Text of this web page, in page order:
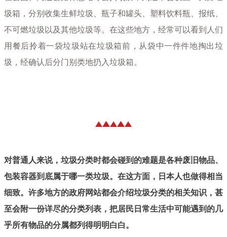
圾箱，分别收集生鲜垃圾、瓶子和罐头、塑料饮料瓶、报纸、
不可燃垃圾以及其他垃圾等。在这些地方，经常可以看到人们
用餐后拎着一袋垃圾站在垃圾箱前，从袋中一件件地掏出垃
圾，经确认后分门别类地扔入垃圾箱。
对普通人来说，垃圾分类时都会碰到的难题是各种废旧物品、
包装容器到底属于哪一类垃圾。在这方面，日本人也做得相当
细致。许多地方的政府网站都会介绍垃圾分类的相关知识，甚
至会附一份详尽的分类列表，把居民日常生活中可能遇到的几
乎所有物品的分属都列得明明白白。